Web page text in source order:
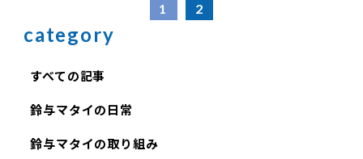
1 2
category
すべての記事
鈴与マタイの日常
鈴与マタイの取り組み